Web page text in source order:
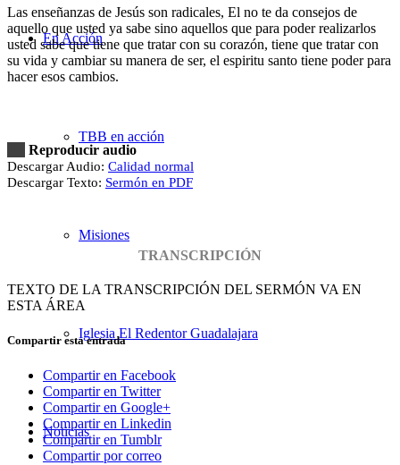
En Acción
TBB en acción
Misiones
Iglesia El Redentor Guadalajara
Noticias
Las enseñanzas de Jesús son radicales, El no te da consejos de
aquello que usted ya sabe sino aquellos que para poder realizarlos
usted sabe que tiene que tratar con su corazón, tiene que tratar con
su vida y cambiar su manera de ser, el espiritu santo tiene poder para
hacer esos cambios.
Reproducir audio
Descargar Audio: Calidad normal
Descargar Texto: Sermón en PDF
TRANSCRIPCIÓN
TEXTO DE LA TRANSCRIPCIÓN DEL SERMÓN VA EN
ESTA ÁREA
Compartir esta entrada
Compartir en Facebook
Compartir en Twitter
Compartir en Google+
Compartir en Linkedin
Compartir en Tumblr
Compartir por correo